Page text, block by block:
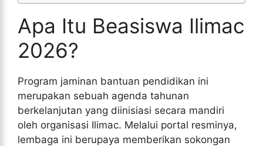
Apa Itu Beasiswa Ilimac
2026?
Program jaminan bantuan pendidikan ini
merupakan sebuah agenda tahunan
berkelanjutan yang diinisiasi secara mandiri
oleh organisasi Ilimac. Melalui portal resminya,
lembaga ini berupaya memberikan sokongan